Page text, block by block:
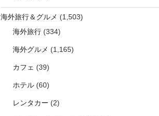
海外旅行＆グルメ (1,503)
海外旅行(334)
海外グルメ (1,165)
カフェ (39)
ホテル(60)
レンタカー (2)